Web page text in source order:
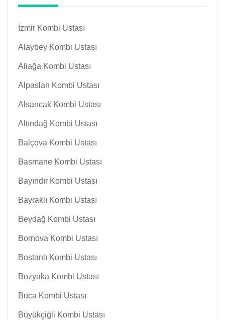
İzmir Kombi Ustası
Alaybey Kombi Ustası
Aliağa Kombi Ustası
Alpaslan Kombi Ustası
Alsancak Kombi Ustası
Altındağ Kombi Ustası
Balçova Kombi Ustası
Basmane Kombi Ustası
Bayındır Kombi Ustası
Bayraklı Kombi Ustası
Beydağ Kombi Ustası
Bornova Kombi Ustası
Bostanlı Kombi Ustası
Bozyaka Kombi Ustası
Buca Kombi Ustası
Büyükçiğli Kombi Ustası